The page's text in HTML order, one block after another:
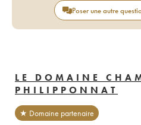
Poser une autre
LE DOMAINE
PHILIPPONNAT
★ Domaine partenaire